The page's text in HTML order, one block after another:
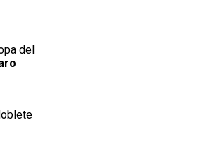
del